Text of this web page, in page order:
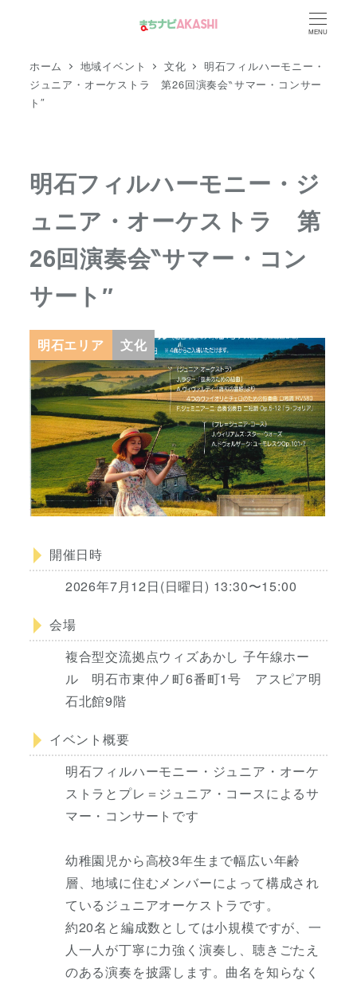
MENU
ホーム 地域イベント 文化
明石フィルハーモニー・
ジュニア・オーケストラ 第26回演奏会‶サマー・コンサー
ト″
明石フィルハーモニー・ジ
ュニア・オーケストラ 第
26回演奏会‶サマー・コン
サート″
明石エリア 文化
開催日時
2026年7月12日(日曜日) 13:30〜15:00
会場
複合型交流拠点ウィズあかし 子午線ホー
ル 明石市東仲ノ町6番町1号 アスピア明
石北館9階
イベント概要
明石フィルハーモニー・ジュニア・オーケ
ストラとプレ＝ジュニア・コースによるサ
マー・コンサートです
幼稚園児から高校3年生まで幅広い年齢
層、地域に住むメンバーによって構成され
ているジュニアオーケストラです。
約20名と編成数としては小規模ですが、一
人一人が丁寧に力強く演奏し、聴きごたえ
のある演奏を披露します。曲名を知らなく